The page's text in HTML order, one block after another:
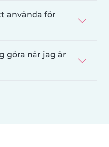
använda för
göra när jag är